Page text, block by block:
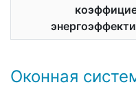
Оконная